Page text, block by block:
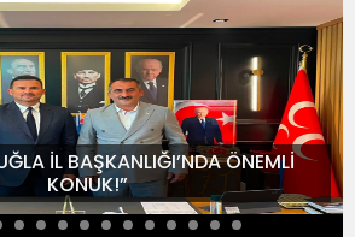
İL BAŞKANLIĞI’NDA ÖNEMLİ
KONUK!”